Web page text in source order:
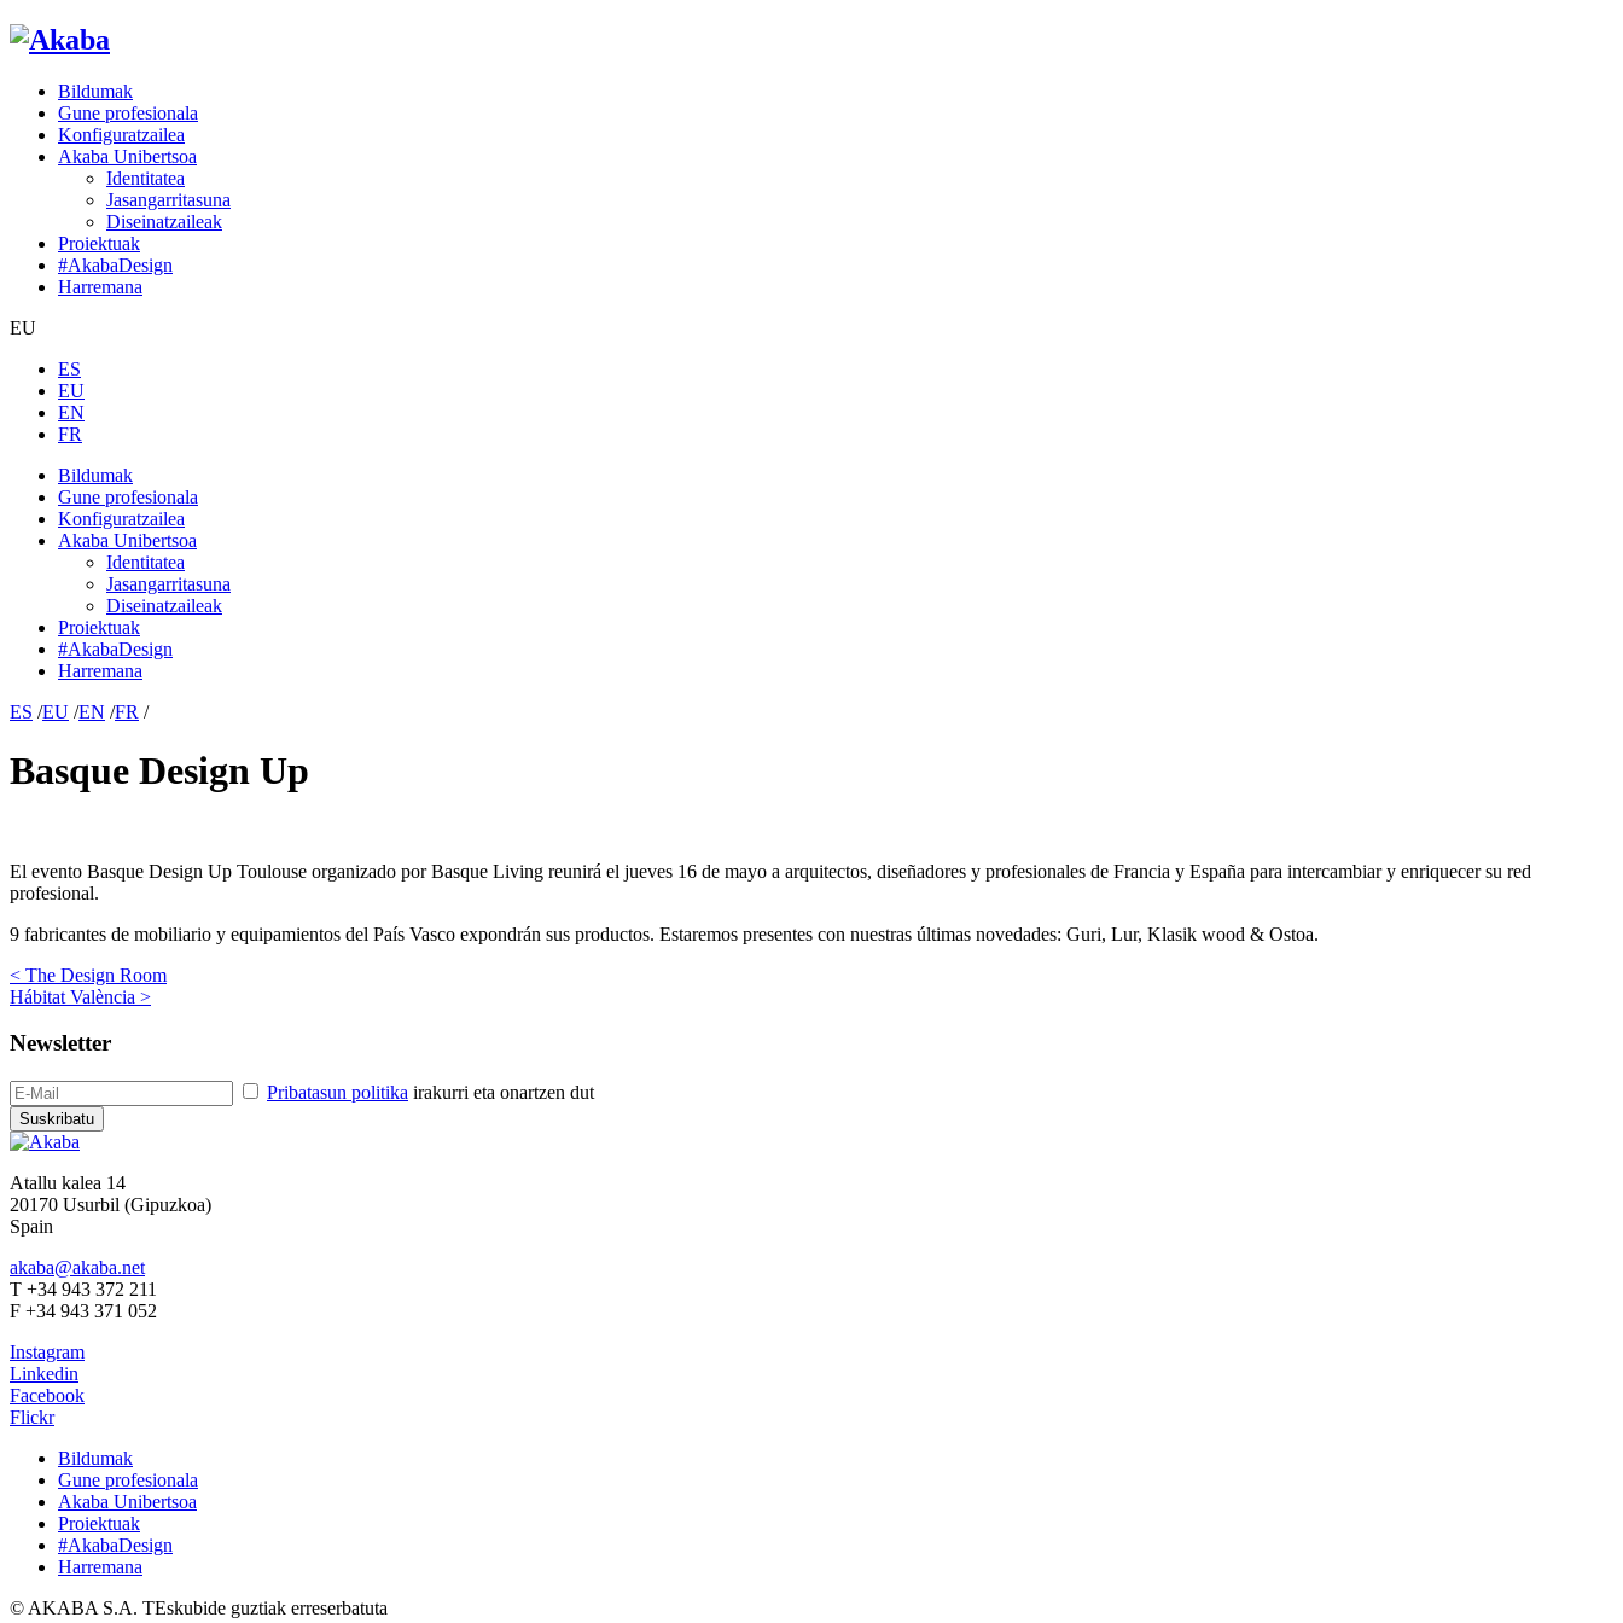
Bildumak
Gune profesionala
Konfiguratzailea
Akaba Unibertsoa
Identitatea
Jasangarritasuna
Diseinatzaileak
Proiektuak
#AkabaDesign
Harremana
EU
ES
EU
EN
FR
Bildumak
Gune profesionala
Konfiguratzailea
Akaba Unibertsoa
Identitatea
Jasangarritasuna
Diseinatzaileak
Proiektuak
#AkabaDesign
Harremana
ES /EU /EN /FR /
Basque Design Up
El evento Basque Design Up Toulouse organizado por Basque Living reunirá el jueves 16 de mayo a arquitectos, diseñadores y profesionales de Francia y España para intercambiar y enriquecer su red
profesional.
9 fabricantes de mobiliario y equipamientos del País Vasco expondrán sus productos. Estaremos presentes con nuestras últimas novedades: Guri, Lur, Klasik wood & Ostoa.
< The Design Room
Hábitat València >
Newsletter
Pribatasun politika irakurri eta onartzen dut
Suskribatu
Atallu kalea 14
20170 Usurbil (Gipuzkoa)
Spain
akaba@akaba.net
T +34 943 372 211
F +34 943 371 052
Instagram
Linkedin
Facebook
Flickr
Bildumak
Gune profesionala
Akaba Unibertsoa
Proiektuak
#AkabaDesign
Harremana
© AKABA S.A. TEskubide guztiak erreserbatuta